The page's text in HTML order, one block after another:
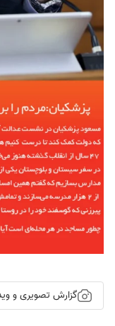
گزارش تصویری و